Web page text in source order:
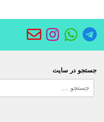
جستجو در سایت